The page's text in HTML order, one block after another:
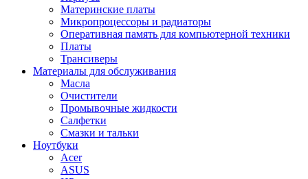
Материнские платы
Микропроцессоры и радиаторы
Оперативная память для компьютерной техники
Платы
Трансиверы
Материалы для обслуживания
Масла
Очистители
Промывочные жидкости
Салфетки
Смазки и тальки
Ноутбуки
Acer
ASUS